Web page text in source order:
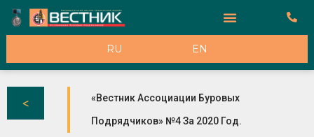
RU EN
«Вестник Ассоциации Буровых
Подрядчиков» №4 За 2020 Год.